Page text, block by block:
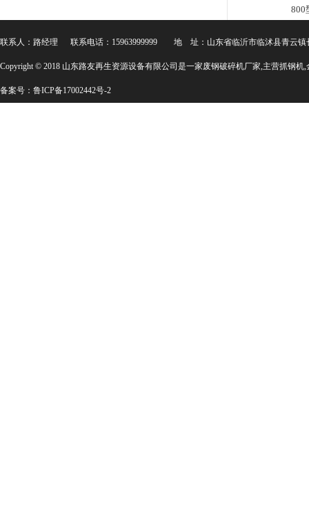
800
联系人：路经理 联系电话：15963999999 地 址：山东省临沂市临沭县青云镇
Copyright © 2018 山东路友再生资源设备有限公司是一家废钢破碎机厂家,主营抓钢机,
备案号： 鲁ICP备17002442号-2